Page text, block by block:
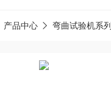
产品中心 弯曲试验机系列